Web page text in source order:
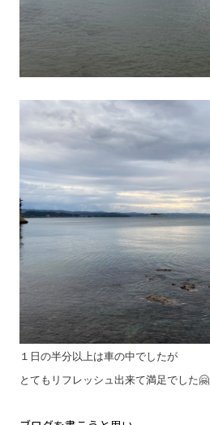
１日の半分以上は車の中でしたが
とてもリフレッシュ出来て満足でした🤗